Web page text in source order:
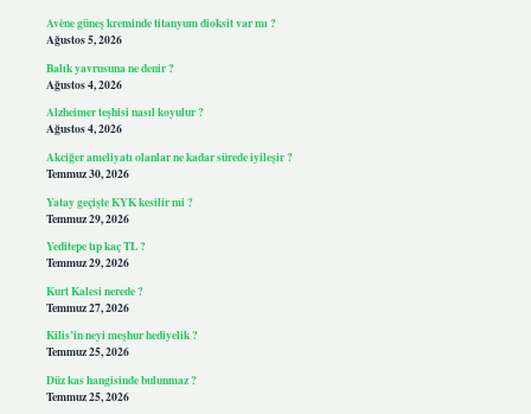
Avène güneş kreminde titanyum dioksit var mı ?
Ağustos 5, 2026
Balık yavrusuna ne denir ?
Ağustos 4, 2026
Alzheimer teşhisi nasıl koyulur ?
Ağustos 4, 2026
Akciğer ameliyatı olanlar ne kadar sürede iyileşir ?
Temmuz 30, 2026
Yatay geçişte KYK kesilir mi ?
Temmuz 29, 2026
Yeditepe tıp kaç TL ?
Temmuz 29, 2026
Kurt Kalesi nerede ?
Temmuz 27, 2026
Kilis’in neyi meşhur hediyelik ?
Temmuz 25, 2026
Düz kas hangisinde bulunmaz ?
Temmuz 25, 2026